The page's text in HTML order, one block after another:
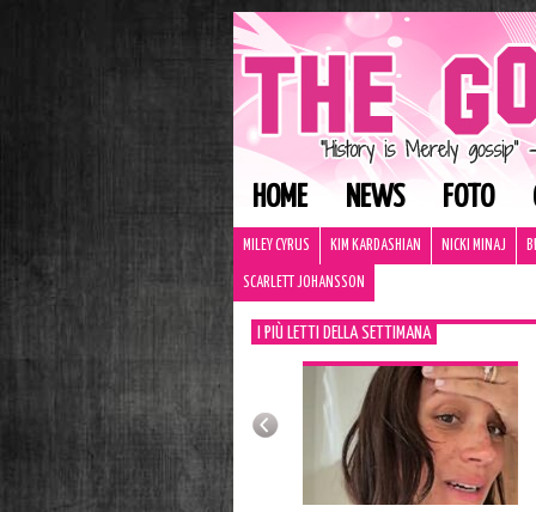
HOME NEWS FOTO
MILEY CYRUS KIM KARDASHIAN NICKI MINAJ
SCARLETT JOHANSSON
I PIÙ LETTI DELLA SETTIMANA